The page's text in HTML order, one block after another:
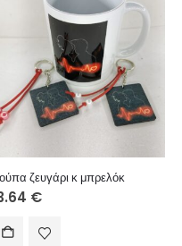
ζευγάρι κ μπρελόκ
€